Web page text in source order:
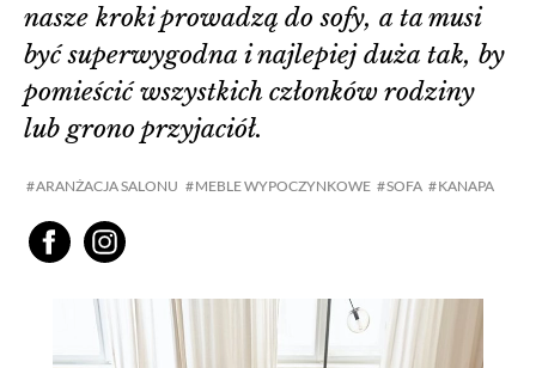
ARANŻACJA SALONU MEBLE WYPOCZYNKOWE SOFA KANAPA
nasze kroki prowadzą do sofy, a ta musi
być superwygodna i najlepiej duża tak, by
pomieścić wszystkich członków rodziny
lub grono przyjaciół.